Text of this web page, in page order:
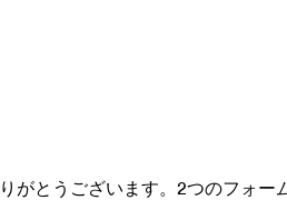
とうございます。2つのフォー